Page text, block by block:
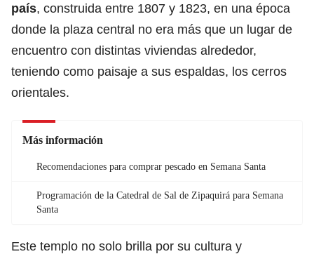
país, construida entre 1807 y 1823, en una época
donde la plaza central no era más que un lugar de
encuentro con distintas viviendas alrededor,
teniendo como paisaje a sus espaldas, los cerros
orientales.
Más información
Recomendaciones para comprar pescado en Semana Santa
Programación de la Catedral de Sal de Zipaquirá para Semana
Santa
Este templo no solo brilla por su cultura y